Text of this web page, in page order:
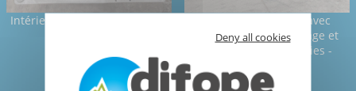
Intérieur de la caisse-palette-
Caisse palette ADR avec
couvercle pour stockage et
transport des batteries -
Deny all cookies